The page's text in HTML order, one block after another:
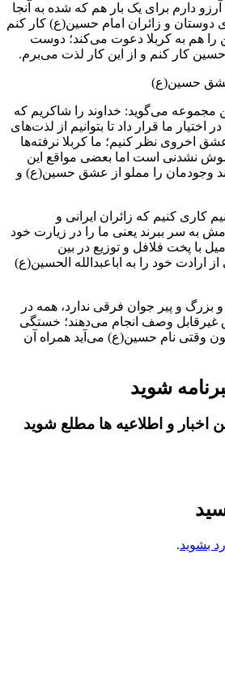
دارم برای یک بار هم که شده به آنجا
دوستان و زائران امام حسین(ع) کار کنم
هم به کربلا دعوت می‌کند؛ دوست
حسین کار کنم و از این کار لذت می‌برم.
حسین(ع)
مجموعه می‌گوید: خداوند را شاکریم که
ما قرار داد تا بتوانیم از لذت‌های
اخروی نظر کنیم؛ ما کربلا نرفته‌ها
نشدنی است اما بعضی مواقع این
وجودمان را مملو از عشق حسین(ع) و
کاری کنیم که زائران ایرانی و
به سر ببرند یعنی ما را در زیارت خود
با پخت فلافل و توزیع در بین
ارادت خود را به اباعبدالله الحسین(ع)
بزرگ و پیر جوان فرقی ندارد، همه در
غیرقابل وصف انجام می‌دهند؛ خستگی
وقتی نام حسین(ع) می‌آید همراه آن
شوید
اخبار و اطلاعیه ها مطلع شوید
بشوید.